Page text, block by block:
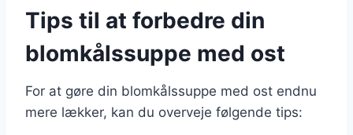
Tips til at forbedre din
blomkålssuppe med ost
For at gøre din blomkålssuppe med ost endnu
mere lækker, kan du overveje følgende tips: